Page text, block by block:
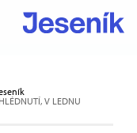
V LEDNU